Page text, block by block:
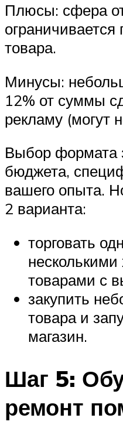
Плюсы: сфера
товара.
Минусы:
12% от суммы
рекламу (могут
Выбор формата
бюджета,
вашего опыта.
2 варианта:
торговать
товарами с
закупить
товара и
магазин.
Шаг 5:
ремонт